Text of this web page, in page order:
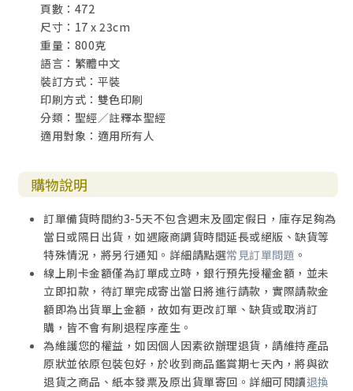
頁數：472
尺寸：17 x 23cm
重量：800克
語言：繁體中文
裝訂方式：平裝
印刷方式：雙色印刷
分類：聖經／註釋本聖經
適用對象：適用所有人
購物說明
訂單備貨時間約3-5天不包含週末及國定假日，庫存足夠為
當日或隔日出貨，如遇廠商調貨時間延長或絕版、缺貨等
特殊情況，將另行通知。詳細請點選常見訂單問題 。
線上刷卡金額僅為訂單成立時，銀行預先授權金額，並未
立即扣款，待訂單完成寄出當日將進行請款，實際請款金
額即為出貨單上金額，故如有更改訂單、缺貨或取消訂
購，皆不會有刷退程序產生。
為維護您的權益，如因個人因素欲辦理退貨，請維持產品
原狀並依原包裝包好，於收到商品鑑賞期七天內，將與欲
退貨之商品、紙本發票及原出貨單寄回。詳細可閱讀退換